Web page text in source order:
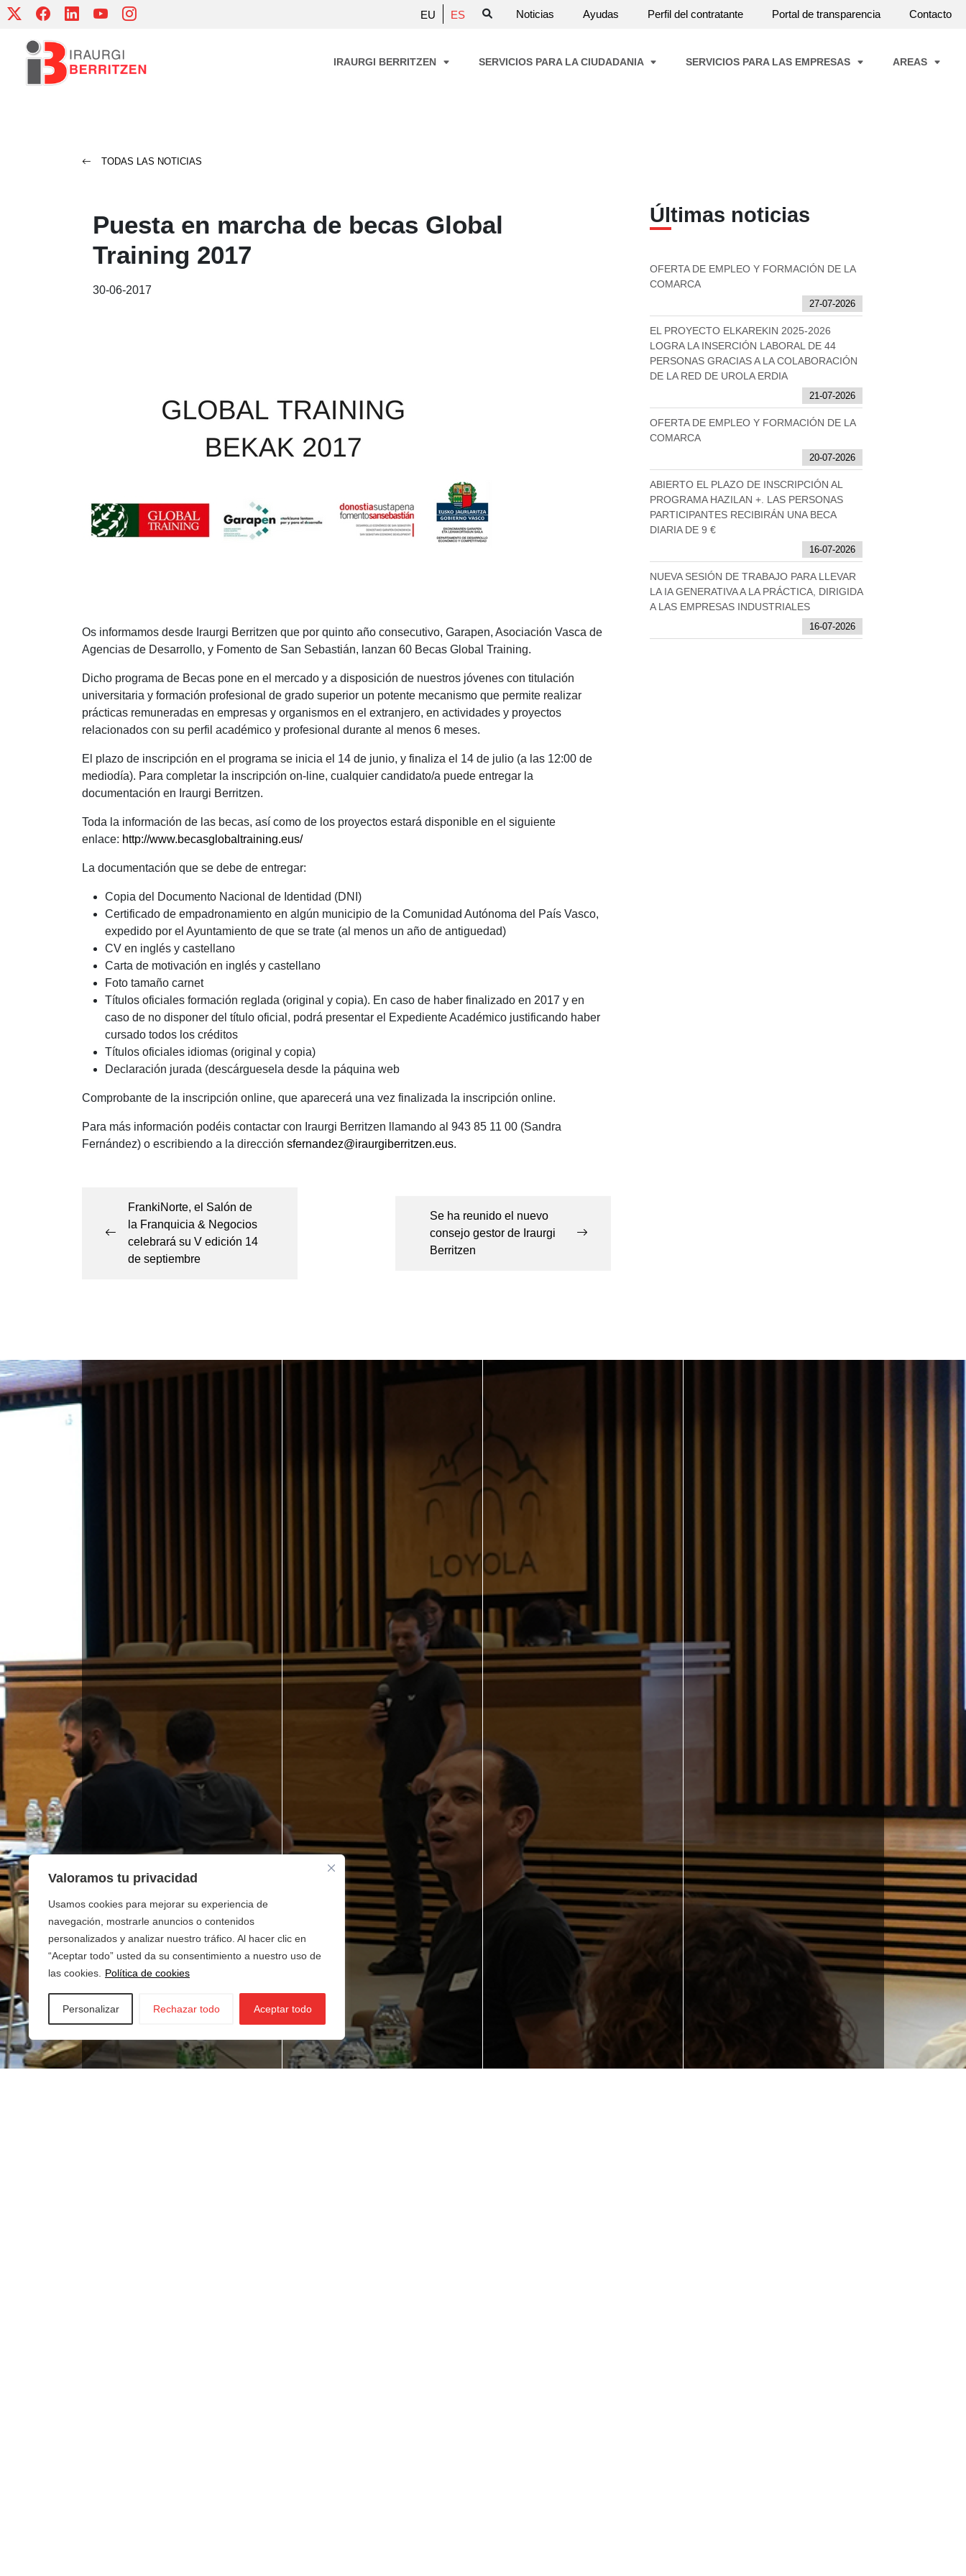
Valoramos tu privacidad
Usamos cookies para mejorar su experiencia de
navegación, mostrarle anuncios o contenidos
personalizados y analizar nuestro tráfico. Al hacer clic en
“Aceptar todo” usted da su consentimiento a nuestro uso de
las cookies.
Política de cookies
Personalizar Rechazar todo Aceptar todo
Skip
content
EU ES Noticias Ayudas Perfil del contratante Portal de transparencia Contacto
IRAURGI BERRITZEN SERVICIOS PARA LA CIUDADANIA SERVICIOS PARA LAS EMPRESAS AREAS
TODAS LAS NOTICIAS
Puesta en marcha de becas Global
Training 2017
30-06-2017
Os informamos desde Iraurgi Berritzen que por quinto año consecutivo, Garapen, Asociación Vasca de
Agencias de Desarrollo, y Fomento de San Sebastián, lanzan 60 Becas Global Training.
Dicho programa de Becas pone en el mercado y a disposición de nuestros jóvenes con titulación
universitaria y formación profesional de grado superior un potente mecanismo que permite realizar
prácticas remuneradas en empresas y organismos en el extranjero, en actividades y proyectos
relacionados con su perfil académico y profesional durante al menos 6 meses.
El plazo de inscripción en el programa se inicia el 14 de junio, y finaliza el 14 de julio (a las 12:00 de
mediodía). Para completar la inscripción on-line, cualquier candidato/a puede entregar la
documentación en Iraurgi Berritzen.
Toda la información de las becas, así como de los proyectos estará disponible en el siguiente
enlace: http://www.becasglobaltraining.eus/
La documentación que se debe de entregar:
Copia del Documento Nacional de Identidad (DNI)
Certificado de empadronamiento en algún municipio de la Comunidad Autónoma del País Vasco,
expedido por el Ayuntamiento de que se trate (al menos un año de antiguedad)
CV en inglés y castellano
Carta de motivación en inglés y castellano
Foto tamaño carnet
Títulos oficiales formación reglada (original y copia). En caso de haber finalizado en 2017 y en
caso de no disponer del título oficial, podrá presentar el Expediente Académico justificando haber
cursado todos los créditos
Títulos oficiales idiomas (original y copia)
Declaración jurada (descárguesela desde la páquina web
Comprobante de la inscripción online, que aparecerá una vez finalizada la inscripción online.
Para más información podéis contactar con Iraurgi Berritzen llamando al 943 85 11 00 (Sandra
Fernández) o escribiendo a la dirección sfernandez@iraurgiberritzen.eus.
entradas
FrankiNorte, el Salón de
la Franquicia & Negocios
celebrará su V edición 14
de septiembre
Se ha reunido el nuevo
consejo gestor de Iraurgi
Berritzen
Últimas noticias
OFERTA DE EMPLEO Y FORMACIÓN DE LA
COMARCA
27-07-2026
EL PROYECTO ELKAREKIN 2025-2026
LOGRA LA INSERCIÓN LABORAL DE 44
PERSONAS GRACIAS A LA COLABORACIÓN
DE LA RED DE UROLA ERDIA
21-07-2026
OFERTA DE EMPLEO Y FORMACIÓN DE LA
COMARCA
20-07-2026
ABIERTO EL PLAZO DE INSCRIPCIÓN AL
PROGRAMA HAZILAN +. LAS PERSONAS
PARTICIPANTES RECIBIRÁN UNA BECA
DIARIA DE 9 €
16-07-2026
NUEVA SESIÓN DE TRABAJO PARA LLEVAR
LA IA GENERATIVA A LA PRÁCTICA, DIRIGIDA
A LAS EMPRESAS INDUSTRIALES
16-07-2026